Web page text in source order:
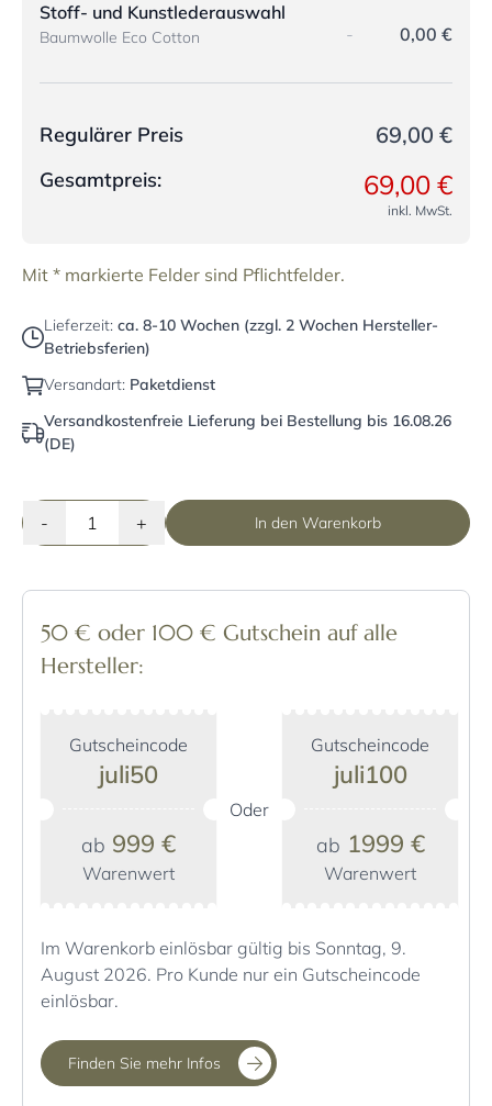
Stoff- und Kunstlederauswahl
Baumwolle Eco Cotton - 0,00 €
Regulärer Preis 69,00 €
Gesamtpreis: 69,00 €
inkl. MwSt.
Mit * markierte Felder sind Pflichtfelder.
Lieferzeit: ca. 8-10 Wochen (zzgl. 2 Wochen Hersteller-
Betriebsferien)
Versandart: Paketdienst
Versandkostenfreie Lieferung bei Bestellung bis 16.08.26
(DE)
- + In den Warenkorb
50 € oder 100 € Gutschein auf alle
Hersteller:
Gutscheincode
juli50
ab 999 €
Warenwert
Oder
Gutscheincode
juli100
ab 1999 €
Warenwert
Im Warenkorb einlösbar gültig bis Sonntag, 9.
August 2026. Pro Kunde nur ein Gutscheincode
einlösbar.
Finden Sie mehr Infos